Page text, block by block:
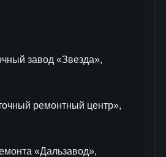
завод «Звезда»,
ремонтный центр»,
«Дальзавод»,